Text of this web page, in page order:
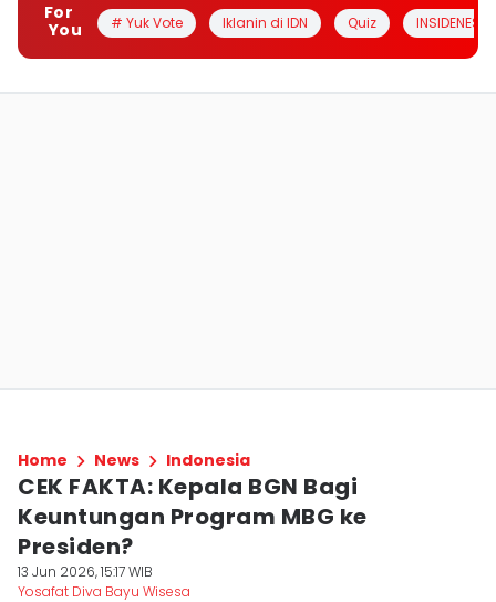
For
You
# Yuk Vote Iklanin di IDN Quiz INSIDENESIA
Home News Indonesia
CEK FAKTA: Kepala BGN Bagi
Keuntungan Program MBG ke
Presiden?
13 Jun 2026, 15:17 WIB
Yosafat Diva Bayu Wisesa